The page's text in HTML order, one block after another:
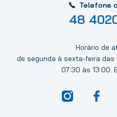
Telefone
48
Horário de
de segunda à sexta-feira
07:30 às 13:00.